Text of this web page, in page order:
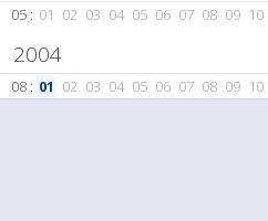
05 : 01 02 03 04 05 06 07 08 09 10
2004
08 : 01 02 03 04 05 06 07 08 09 10